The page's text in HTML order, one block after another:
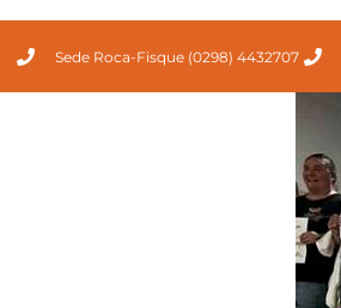
Sede Roca-Fisque (0298) 4432707